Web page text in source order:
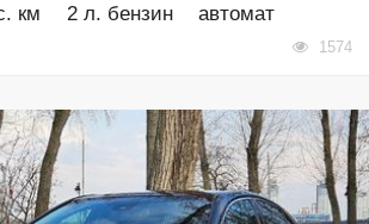
км 2 л. бензин автомат
1574